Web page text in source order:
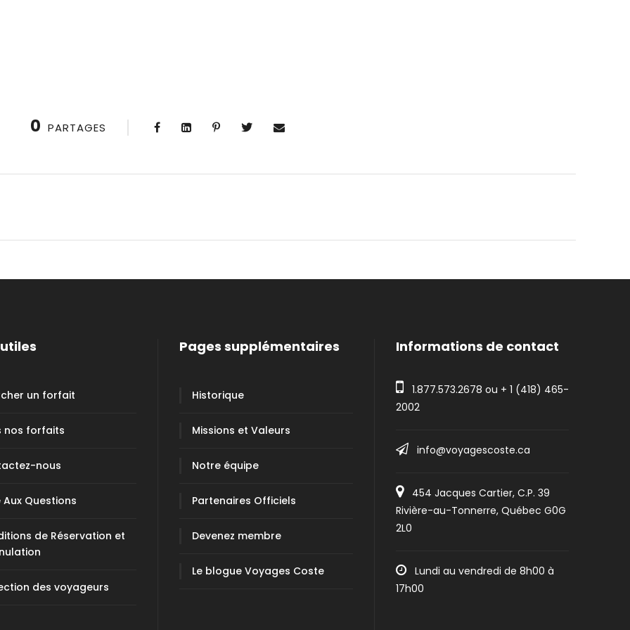
0 PARTAGES
un forfait
nos forfaits
nous
Aux Questions
de Réservation et
des voyageurs
Pages supplémentaires
Historique
Missions et Valeurs
Notre équipe
Partenaires Officiels
Devenez membre
Le blogue Voyages Coste
Informations de contact
1.877.573.2678 ou + 1 (418) 465-
2002
info@voyagescoste.ca
454 Jacques Cartier, C.P. 39
Rivière-au-Tonnerre, Québec G0G
2L0
Lundi au vendredi de 8h00 à
17h00